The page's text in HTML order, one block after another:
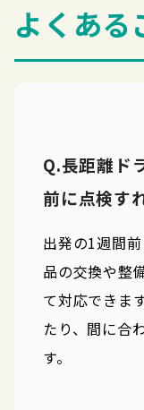
よくある
Q.長距離ド
前に点検す
出発の1週間
品の交換や整
て対応できま
たり、間に合
す。